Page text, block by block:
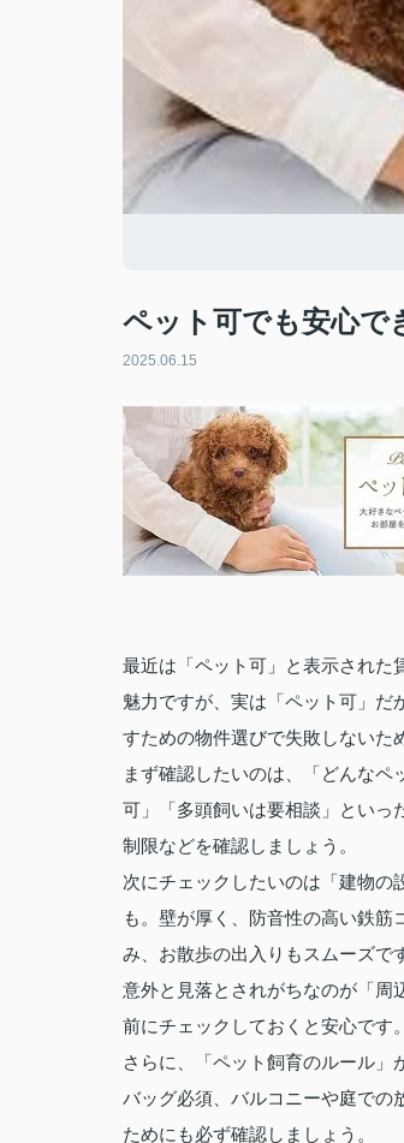
ペット可でも安心で
2025.06.15
最近は「ペット可」と表示された
魅力ですが、実は「ペット可」だ
すための物件選びで失敗しないた
まず確認したいのは、「どんな
可」「多頭飼いは要相談」といっ
制限などを確認しましょう。
次にチェックしたいのは「建物の
も。壁が厚く、防音性の高い鉄
み、お散歩の出入りもスムーズで
意外と見落とされがちなのが「周
前にチェックしておくと安心です。
さらに、「ペット飼育のルール
バッグ必須、バルコニーや庭での
ためにも必ず確認しましょう。